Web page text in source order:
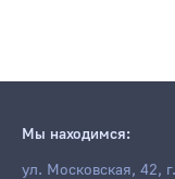
Мы находимся:
ул. Московская, 42,